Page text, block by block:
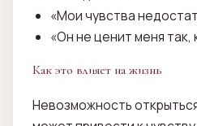
«Мои чувства
«Он не ценит меня так,
Как это влияет на жизнь
Невозможность